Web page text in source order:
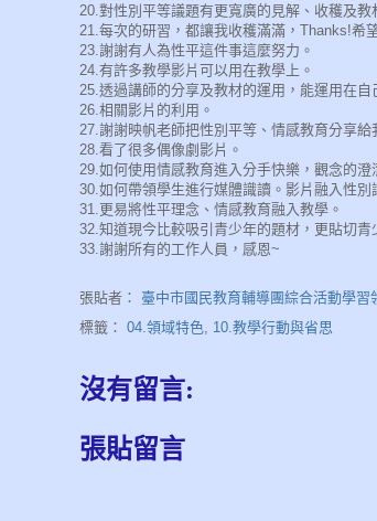
20.對性別平等議題有更寬廣的見解、收穫及教
21.每次的研習，都讓我收穫滿滿，Thanks!希
23.謝謝有人為性平這件事這麼努力。
24.有許多教學影片可以用在教學上。
25.透過講師的分享及教材的運用，能運用在自
26.相關影片的利用。
27.謝謝映帆老師把性別平等、情感教育分享
28.看了很多偶像劇影片。
29.如何使用情感教育進入分手快樂，觀念的澄
30.如何帶領學生進行媒體識讀。影片融入性別
31.更易將性平理念、情感教育融入教學。
32.知道現今比較吸引青少年的題材，更貼切青
33.謝謝所有的工作人員，感恩~
張貼者： 臺中市國民教育輔導團綜合活動學習
標籤： 04.領域特色 10.教學行動與省思
沒有留言:
張貼留言